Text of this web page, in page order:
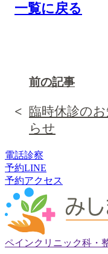
一覧に戻る
前の記事
臨時休診のお
らせ
電話診察
予約LINE
予約アクセス
ペインクリニック科・